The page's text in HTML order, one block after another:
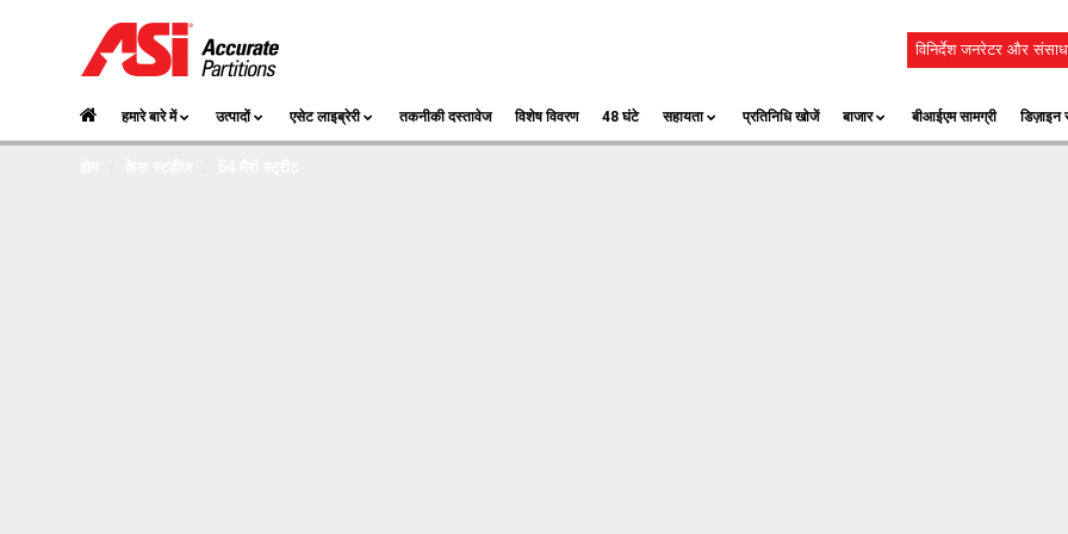
विनिर्देश जनरेटर और
हमारे बारे में उत्पादों एसेट लाइब्रेरी तकनीकी दस्तावेज विशेष विवरण 48 घंटे सहायता प्रतिनिधि खोजें बाजार बीआईएम सामग्री डिज़ाइन